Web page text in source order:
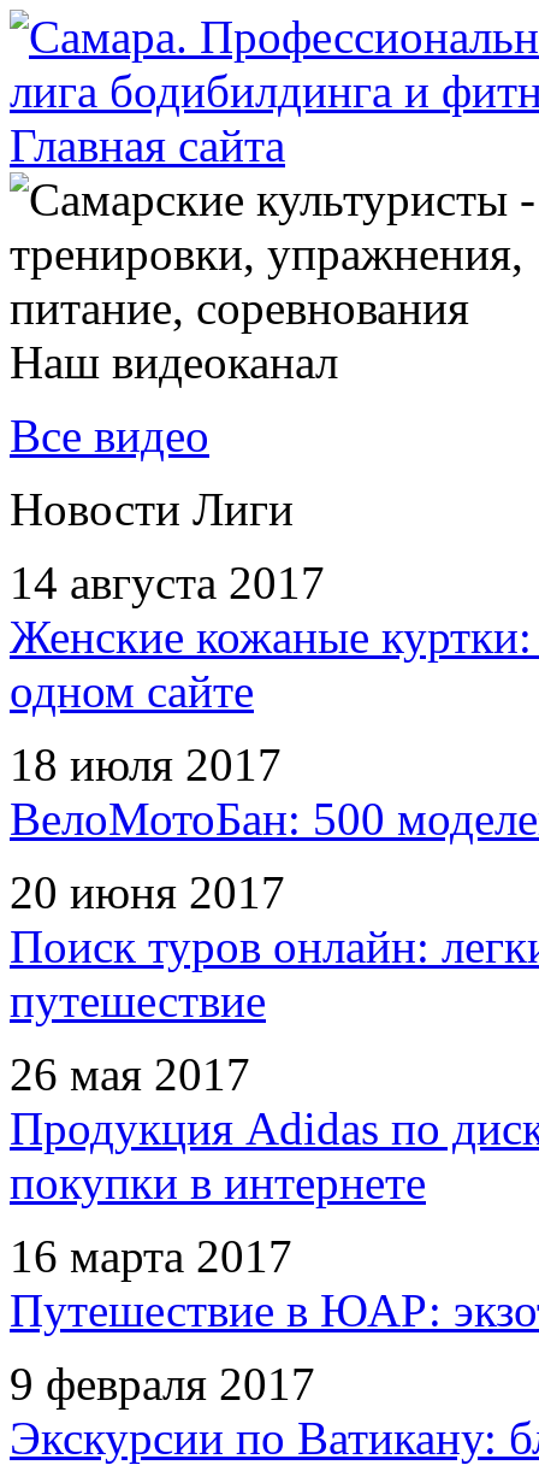
Наш видеоканал
Все видео
Новости Лиги
14 августа 2017
Женские кожаные
одном сайте
18 июля 2017
ВелоМотоБан: 500
20 июня 2017
Поиск туров онлайн:
путешествие
26 мая 2017
Продукция Adidas по
покупки в интернете
16 марта 2017
Путешествие в ЮАР:
9 февраля 2017
Экскурсии по Ватикану: